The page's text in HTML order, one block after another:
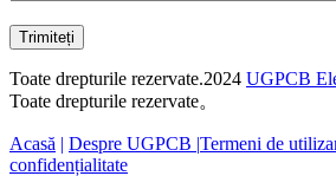
Trimiteți
Toate drepturile rezervate.2024 UGPCB
Toate drepturile rezervate。
Acasă | Despre UGPCB |Termeni de
confidențialitate